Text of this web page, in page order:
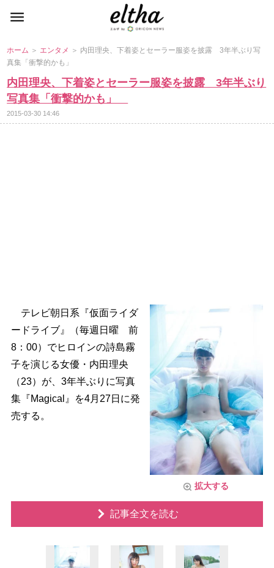
ホーム ＞ エンタメ ＞ 内田理央、下着姿とセーラー服姿を披露 3年半ぶり写
真集「衝撃的かも」
内田理央、下着姿とセーラー服姿を披露 3年半ぶり
写真集「衝撃的かも」
2015-03-30 14:46
拡大する
テレビ朝日系『仮面ライダ
ードライブ』（毎週日曜 前
8：00）でヒロインの詩島霧
子を演じる女優・内田理央
（23）が、3年半ぶりに写真
集『Magical』を4月27日に発
売する。
記事全文を読む